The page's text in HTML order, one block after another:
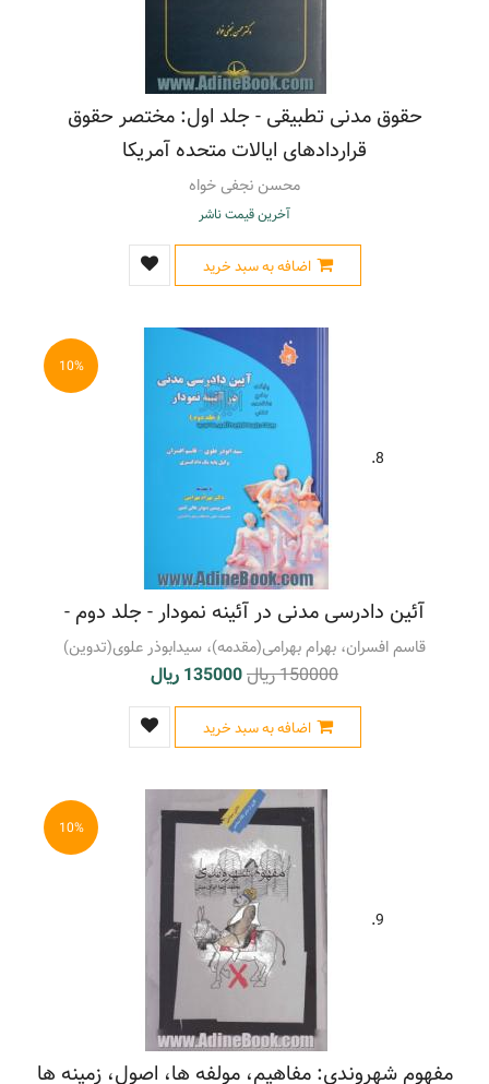
حقوق مدنی تطبیقی - جلد اول: مختصر حقوق
قراردادهای ایالات متحده آمریکا
محسن نجفی خواه
آخرین قیمت ناشر
اضافه به سبد خرید
10%
8.
آئین دادرسی مدنی در آئینه نمودار - جلد دوم -
قاسم افسران، بهرام بهرامی(مقدمه)، سیدابوذر علوی(تدوین)
150000 ریال 135000 ریال
اضافه به سبد خرید
10%
9.
مفهوم شهروندی: مفاهیم، مولفه ها، اصول، زمینه ها